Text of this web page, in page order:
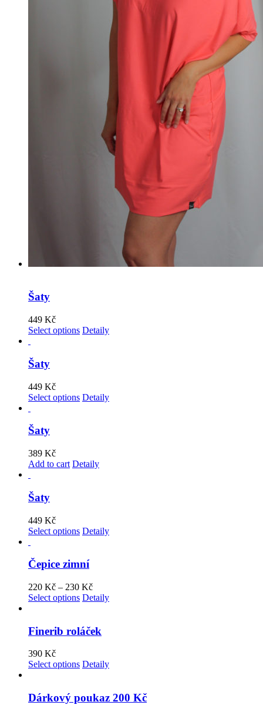
Šaty
449 Kč
Select options Detaily
Šaty
449 Kč
Select options Detaily
Šaty
389 Kč
Add to cart Detaily
Šaty
449 Kč
Select options Detaily
Čepice zimní
220 Kč – 230 Kč
Select options Detaily
Finerib roláček
390 Kč
Select options Detaily
Dárkový poukaz 200 Kč